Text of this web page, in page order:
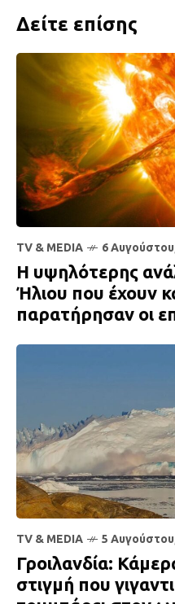
Δείτε επίσης
TV & MEDIA 6
Η υψηλότερης
Ήλιου που έχουν
παρατήρησαν οι
TV & MEDIA 5
Γροιλανδία:
στιγμή που